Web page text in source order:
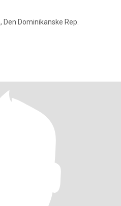
Den Dominikanske Rep.